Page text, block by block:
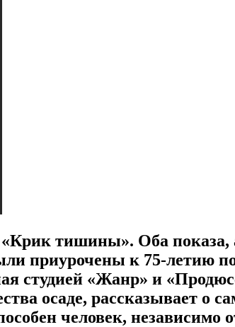
«Крик тишины». Оба показа,
приурочены к 75-летию
студией «Жанр» и
осаде, рассказывает о
человек, независимо